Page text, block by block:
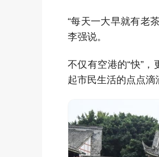
“每天一大早就有老
李强说。
不仅有空港的“快”，
起市民生活的点点滴